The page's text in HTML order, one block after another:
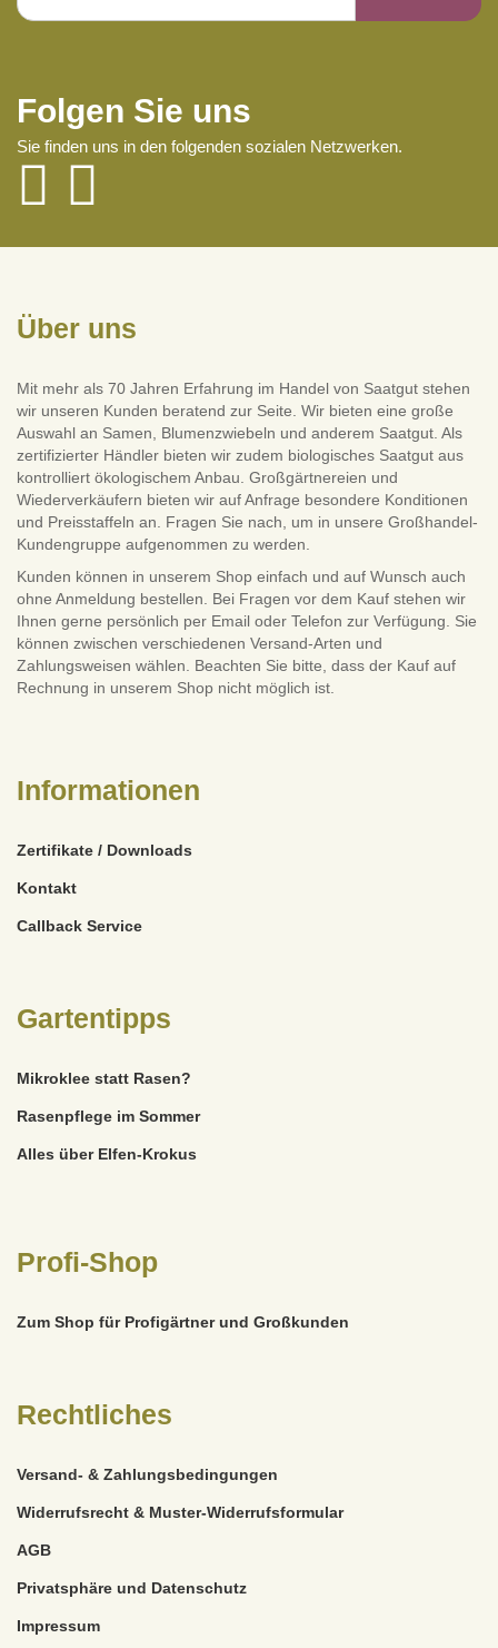
Folgen Sie uns
Sie finden uns in den folgenden sozialen Netzwerken.
Über uns
Mit mehr als 70 Jahren Erfahrung im Handel von Saatgut stehen
wir unseren Kunden beratend zur Seite. Wir bieten eine große
Auswahl an Samen, Blumenzwiebeln und anderem Saatgut. Als
zertifizierter Händler bieten wir zudem biologisches Saatgut aus
kontrolliert ökologischem Anbau. Großgärtnereien und
Wiederverkäufern bieten wir auf Anfrage besondere Konditionen
und Preisstaffeln an. Fragen Sie nach, um in unsere Großhandel-
Kundengruppe aufgenommen zu werden.
Kunden können in unserem Shop einfach und auf Wunsch auch
ohne Anmeldung bestellen. Bei Fragen vor dem Kauf stehen wir
Ihnen gerne persönlich per Email oder Telefon zur Verfügung. Sie
können zwischen verschiedenen Versand-Arten und
Zahlungsweisen wählen. Beachten Sie bitte, dass der Kauf auf
Rechnung in unserem Shop nicht möglich ist.
Informationen
Zertifikate / Downloads
Kontakt
Callback Service
Gartentipps
Mikroklee statt Rasen?
Rasenpflege im Sommer
Alles über Elfen-Krokus
Profi-Shop
Zum Shop für Profigärtner und Großkunden
Rechtliches
Versand- & Zahlungsbedingungen
Widerrufsrecht & Muster-Widerrufsformular
AGB
Privatsphäre und Datenschutz
Impressum